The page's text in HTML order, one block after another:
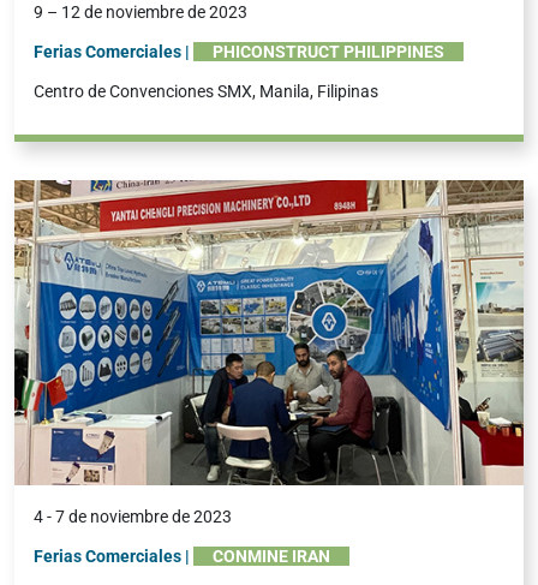
9 – 12 de noviembre de 2023
Ferias Comerciales | PHICONSTRUCT PHILIPPINES
Centro de Convenciones SMX, Manila, Filipinas
4 - 7 de noviembre de 2023
Ferias Comerciales | CONMINE IRAN